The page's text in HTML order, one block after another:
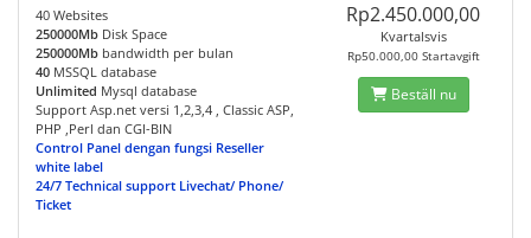
40 Websites
250000Mb Disk Space
250000Mb bandwidth per bulan
40 MSSQL database
Unlimited Mysql database
Support Asp.net versi 1,2,3,4 , Classic ASP,
PHP ,Perl dan CGI-BIN
Control Panel dengan fungsi Reseller
white label
24/7 Technical support Livechat/ Phone/
Ticket
Rp2.450.000,00
Kvartalsvis
Rp50.000,00 Startavgift
Beställ nu